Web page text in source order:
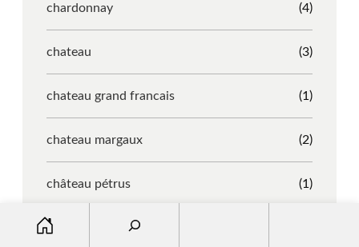
chardonnay (4)
chateau (3)
chateau grand francais (1)
chateau margaux (2)
château pétrus (1)
chateauneuf du pape